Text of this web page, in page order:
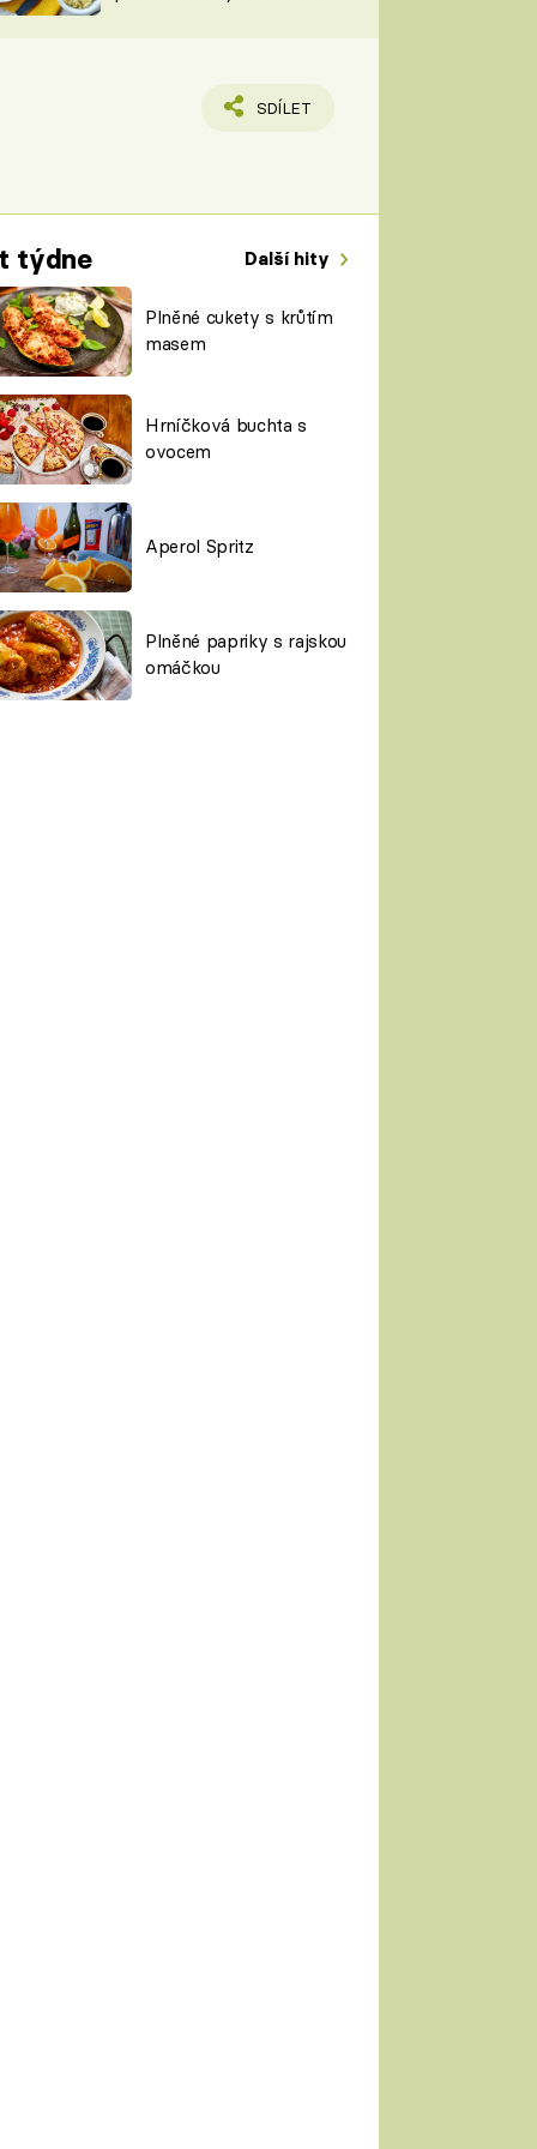
SDÍLET
týdne Další hity
Plněné cukety s krůtím
masem
Hrníčková buchta s
ovocem
Aperol Spritz
Plněné papriky s rajskou
omáčkou